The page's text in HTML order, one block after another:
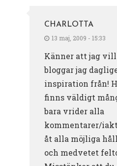
CHARLOTTA
13 maj, 2009 - 15:33
Känner att jag
bloggar jag
inspiration från!
finns väldigt
bara vrider alla
kommentarer/
åt alla möjliga
och medvetet